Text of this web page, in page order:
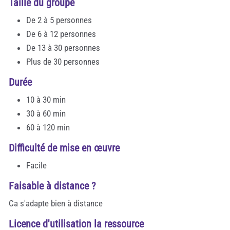
De 2 à 5 personnes
De 6 à 12 personnes
De 13 à 30 personnes
Plus de 30 personnes
Durée
10 à 30 min
30 à 60 min
60 à 120 min
Difficulté de mise en œuvre
Facile
Faisable à distance ?
Ca s'adapte bien à distance
Licence d'utilisation la ressource